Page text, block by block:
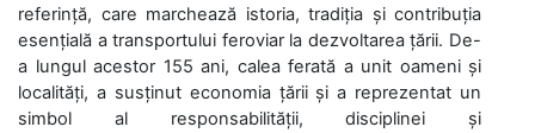
referință, care marchează istoria, tradiția și contribuția
esențială a transportului feroviar la dezvoltarea țării. De-
a lungul acestor 155 ani, calea ferată a unit oameni și
localități, a susținut economia țării și a reprezentat un
simbol al responsabilității, disciplinei și